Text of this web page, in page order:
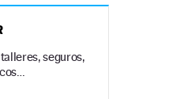
seguros,